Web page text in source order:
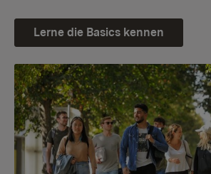
Lerne die Basics kennen